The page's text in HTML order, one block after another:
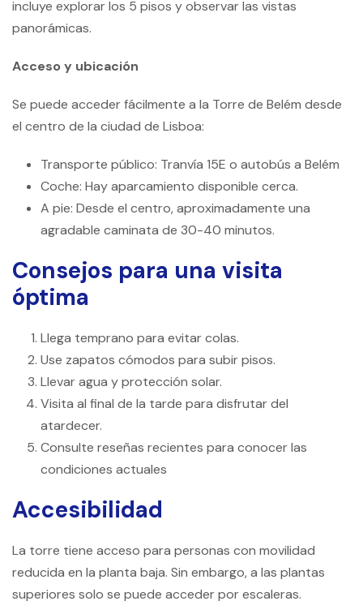
incluye explorar los 5 pisos y observar las vistas
panorámicas.
Acceso y ubicación
Se puede acceder fácilmente a la Torre de Belém desde
el centro de la ciudad de Lisboa:
Transporte público: Tranvía 15E o autobús a Belém
Coche: Hay aparcamiento disponible cerca.
A pie: Desde el centro, aproximadamente una
agradable caminata de 30-40 minutos.
Consejos para una visita
óptima
Llega temprano para evitar colas.
Use zapatos cómodos para subir pisos.
Llevar agua y protección solar.
Visita al final de la tarde para disfrutar del
atardecer.
Consulte reseñas recientes para conocer las
condiciones actuales
Accesibilidad
La torre tiene acceso para personas con movilidad
reducida en la planta baja. Sin embargo, a las plantas
superiores solo se puede acceder por escaleras.